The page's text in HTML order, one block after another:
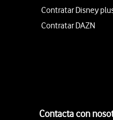
Contratar Disney
Contratar DAZN
Contacta con